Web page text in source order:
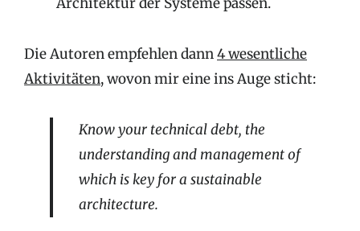
Die Autoren empfehlen dann4 wesentliche
Aktivitäten, wovon mir eine ins Auge sticht:
Know your technical debt, the
understanding and management of
which is key for a sustainable
architecture.